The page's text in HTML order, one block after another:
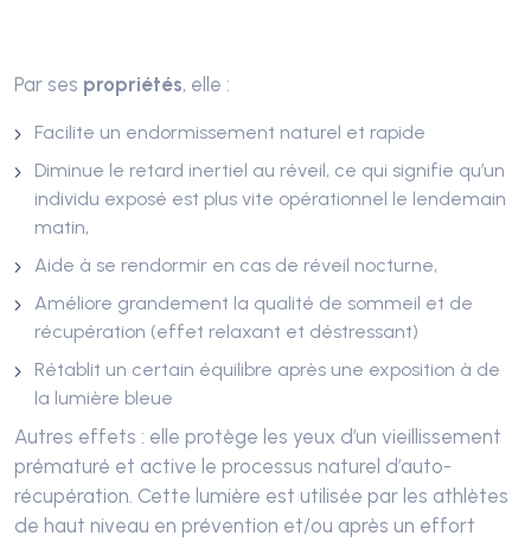
Par ses propriétés, elle :
Facilite un endormissement naturel et rapide
Diminue le retard inertiel au réveil, ce qui signifie qu’un
individu exposé est plus vite opérationnel le lendemain
matin,
Aide à se rendormir en cas de réveil nocturne,
Améliore grandement la qualité de sommeil et de
récupération (effet relaxant et déstressant)
Rétablit un certain équilibre après une exposition à de
la lumière bleue
Autres effets : elle protège les yeux d’un vieillissement
prématuré et active le processus naturel d’auto-
récupération. Cette lumière est utilisée par les athlètes
de haut niveau en prévention et/ou après un effort